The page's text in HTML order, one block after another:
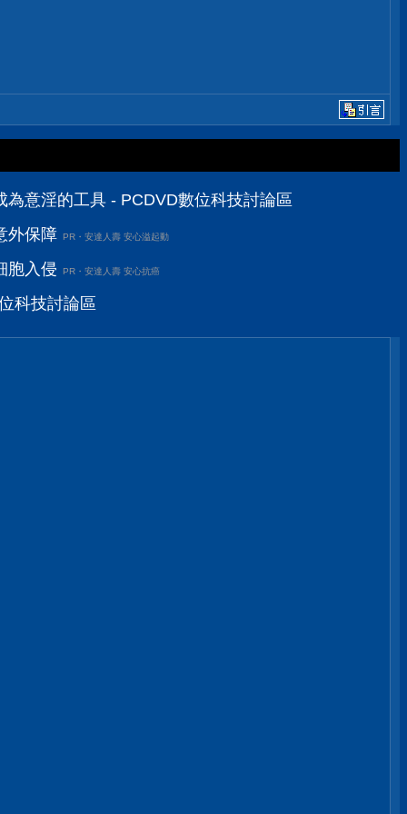
意淫的工具 - PCDVD數位科技討論區
外保障 PR・安達人壽 安心溢起動
胞入侵 PR・安達人壽 安心抗癌
科技討論區